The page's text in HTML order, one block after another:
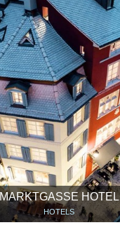
MARKTGASSE HOTEL
HOTELS